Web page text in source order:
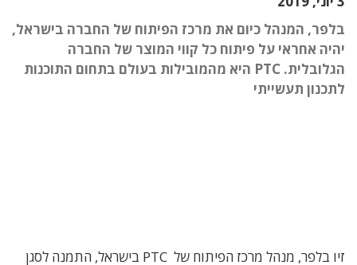
בלפר, המנהל כיום את מרכז הפיתוח של החברה בישראל,
יהיה אחראי על פיתוח כל קווי המוצר של החברה
הגלובלית. PTC היא מהמובילות בעולם בתחום התוכנות
לתכנון תעשייתי
זיו בלפר, מנהל מרכז הפיתוח של PTC בישראל, התמנה לסגן